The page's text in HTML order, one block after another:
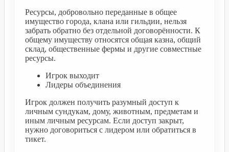
Ресурсы, добровольно переданные в общее
имущество города, клана или гильдии, нельзя
забрать обратно без отдельной договорённости. К
общему имуществу относятся общая казна, общий
склад, общественные фермы и другие совместные
ресурсы.
Игрок выходит
Лидеры объединения
Игрок должен получить разумный доступ к
личным сундукам, дому, животным, предметам и
иным личным ресурсам. Если доступ закрыт,
нужно договориться с лидером или обратиться в
тикет.